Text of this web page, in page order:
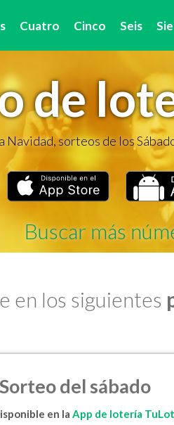
Cuatro Cinco Seis
de
Navidad, sorteos de los
Buscar más
en los siguientes
Sorteo del sábado
en la App de lotería